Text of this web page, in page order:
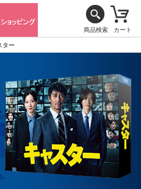
商品検索 カート
ター